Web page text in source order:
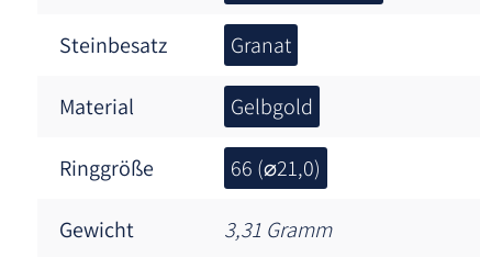
Steinbesatz Granat
Material Gelbgold
Ringgröße 66 (⌀21,0)
Gewicht 3,31 Gramm